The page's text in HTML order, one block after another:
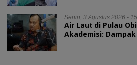
Senin, 3 Agustus 2026 -
Air Laut di Pulau
Akademisi: